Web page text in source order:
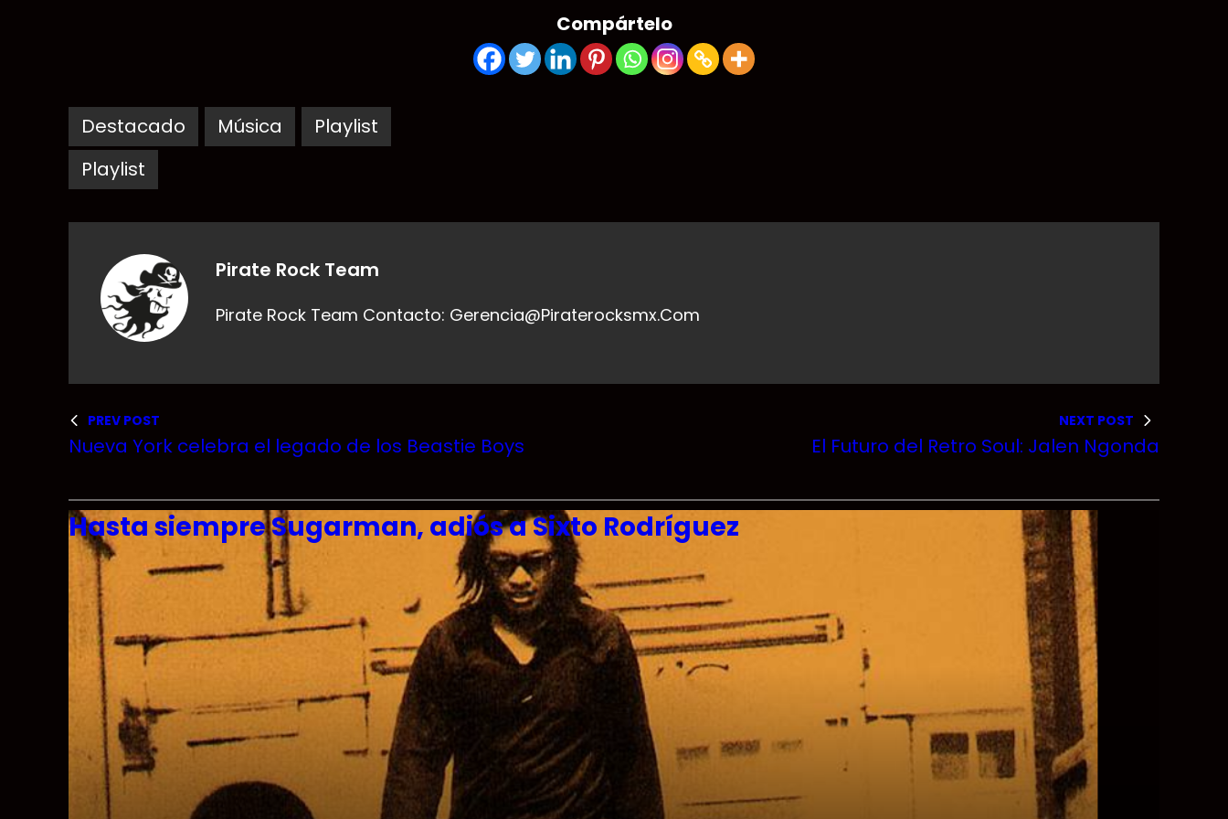
Compártelo
Destacado Música
Playlist
Playlist
Pirate Rock Team
Pirate Rock Team Contacto: Gerencia@piraterocksmx.com
PREV POST
Nueva York celebra el legado de los Beastie Boys
NEXT POST
El Futuro del Retro Soul: Jalen Ngonda
Hasta siempre Sugarman, adiós a Sixto Rodríguez